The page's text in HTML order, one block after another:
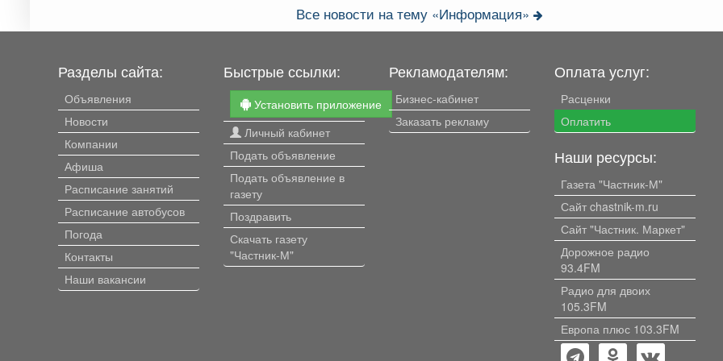
Все новости на тему «Информация»
Разделы сайта:
Объявления
Новости
Компании
Афиша
Расписание занятий
Расписание автобусов
Погода
Контакты
Наши вакансии
Быстрые ссылки:
Установить приложение
Личный кабинет
Подать объявление
Подать объявление в
газету
Поздравить
Скачать газету
"Частник-М"
Рекламодателям:
Бизнес-кабинет
Заказать рекламу
Оплата услуг:
Расценки
Оплатить
Наши ресурсы:
Газета "Частник-М"
Сайт chastnik-m.ru
Сайт "Частник. Маркет"
Дорожное радио
93.4FM
Радио для двоих
105.3FM
Европа плюс 103.3FM